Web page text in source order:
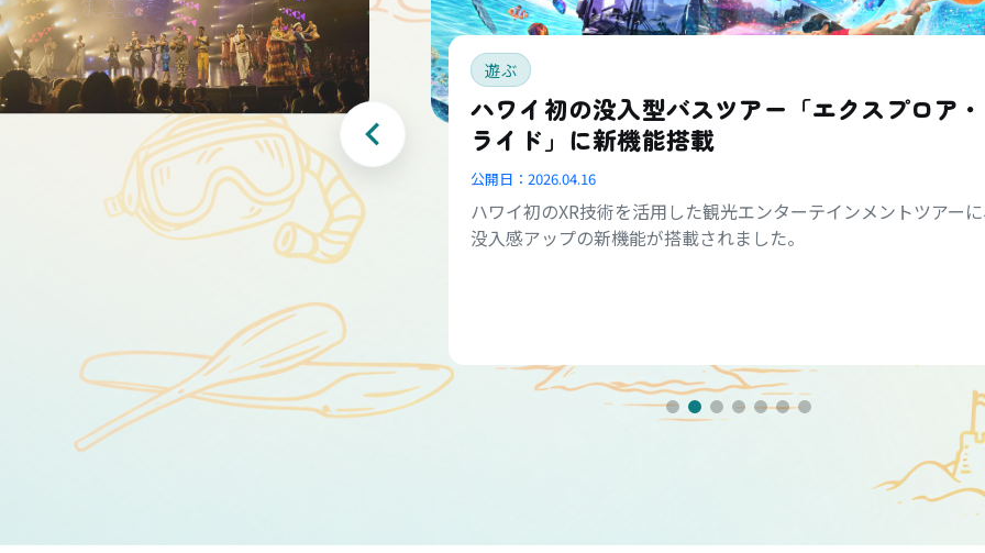
遊ぶ
ハワイ初の没入型バスツアー「エクスプロア・
ライド」に新機能搭載
公開日： 2026.04.16
ハワイ初のXR技術を活用した観光エンターテインメントツアー
没入感アップの新機能が搭載されました。